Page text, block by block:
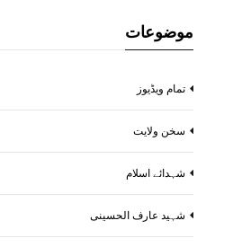
موضوعات
تمام ویڈیوز
سخن ولایت
شہدائے اسلام
شہید عارف الحسینی